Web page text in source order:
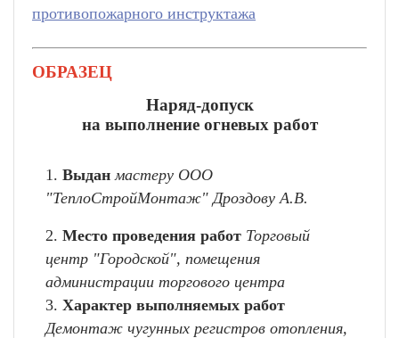
противопожарного инструктажа
ОБРАЗЕЦ
Наряд-допуск
на выполнение огневых работ
1. Выдан мастеру ООО
"ТеплоСтройМонтаж" Дроздову А.В.
2. Место проведения работ Торговый
центр "Городской", помещения
администрации торгового центра
3. Характер выполняемых работ
Демонтаж чугунных регистров отопления,